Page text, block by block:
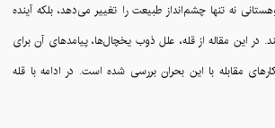
نه تنها چشم‌انداز طبیعت را تغییر می‌دهد، بلکه آینده
در این مقاله از قله، علل ذوب یخچال‌ها، پیامدهای آن برای
مقابله با این بحران بررسی شده است. در ادامه با قله